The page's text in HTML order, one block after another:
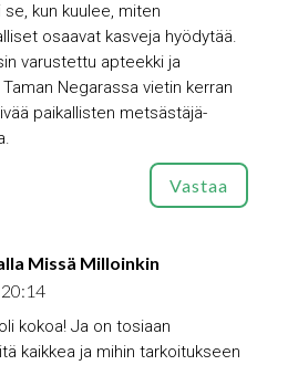
kun kuulee, miten
osaavat kasveja hyödytää.
varustettu apteekki ja
Negarassa vietin kerran
paikallisten metsästäjä-
Vastaa
Missä Milloinkin
kokoa! Ja on tosiaan
kaikkea ja mihin tarkoitukseen